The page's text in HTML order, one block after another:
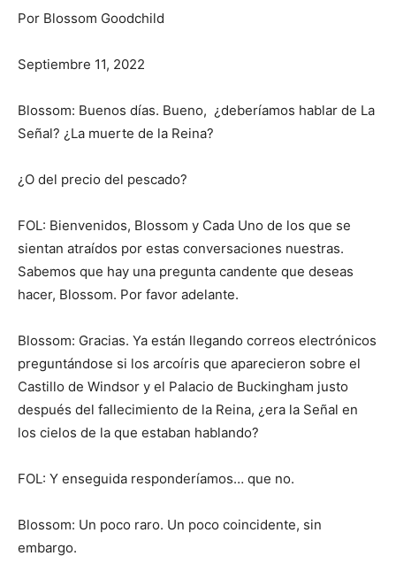
Por Blossom Goodchild
Septiembre 11, 2022
Blossom: Buenos días. Bueno, ¿deberíamos hablar de La
Señal? ¿La muerte de la Reina?
¿O del precio del pescado?
FOL: Bienvenidos, Blossom y Cada Uno de los que se
sientan atraídos por estas conversaciones nuestras.
Sabemos que hay una pregunta candente que deseas
hacer, Blossom. Por favor adelante.
Blossom: Gracias. Ya están llegando correos electrónicos
preguntándose si los arcoíris que aparecieron sobre el
Castillo de Windsor y el Palacio de Buckingham justo
después del fallecimiento de la Reina, ¿era la Señal en
los cielos de la que estaban hablando?
FOL: Y enseguida responderíamos… que no.
Blossom: Un poco raro. Un poco coincidente, sin
embargo.